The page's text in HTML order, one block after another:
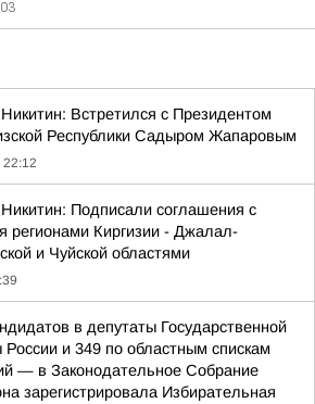
Встретился с Президентом
Республики Садыром Жапаровым
22:12
Подписали соглашения с
регионами Киргизии - Джалал-
и Чуйской областями
в депутаты Государственной
и 349 по областным спискам
— в Законодательное Собрание
зарегистрировала Избирательная